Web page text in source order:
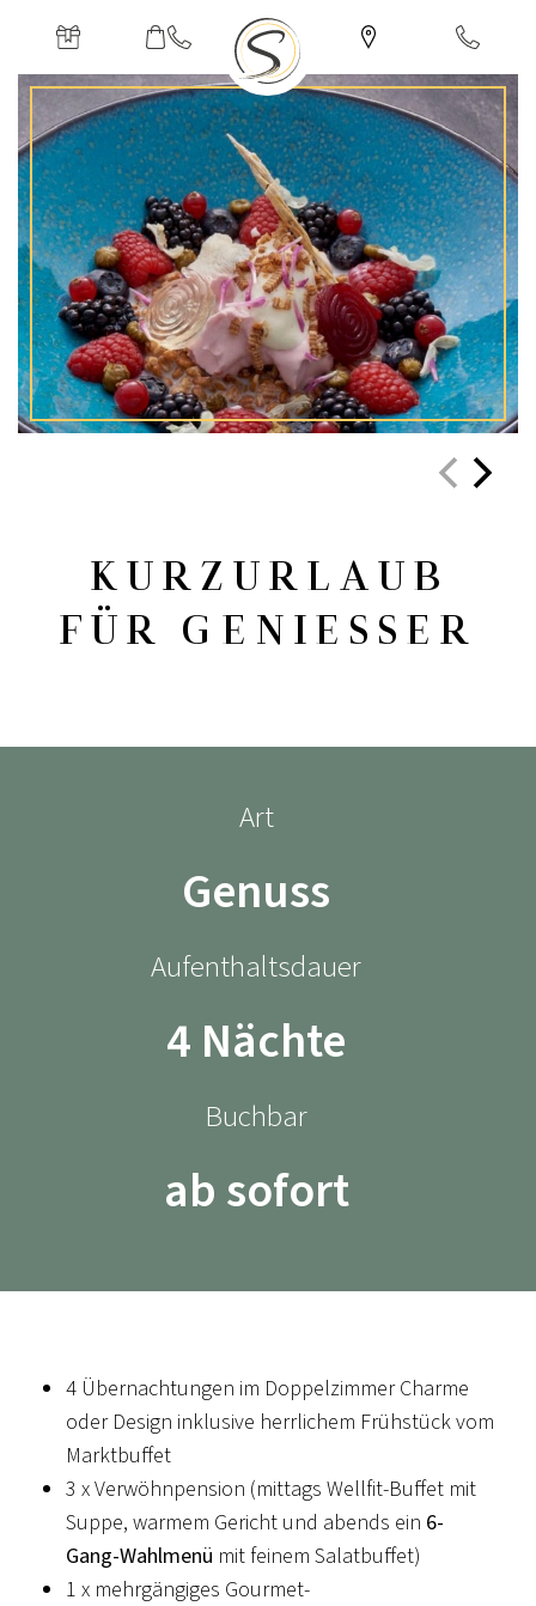
KURZURLAUB
FÜR GENIESSER
Art
Genuss
Aufenthaltsdauer
4 Nächte
Buchbar
ab sofort
4 Übernachtungen im Doppelzimmer Charme
oder Design inklusive herrlichem Frühstück vom
Marktbuffet
3 x Verwöhnpension (mittags Wellfit-Buffet mit
Suppe, warmem Gericht und abends ein 6-
Gang-Wahlmenü mit feinem Salatbuffet)
1 x mehrgängiges Gourmet-
Nico Sackmann rocken samt Team unsere
Küchenwerkstatt
Beitrag ansehen